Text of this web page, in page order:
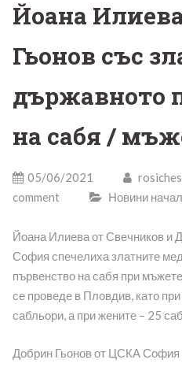
Йоана
Гьонов със
държавното
на сабя /
05/06/2021
comment
Новини
Йоана Илиева от Свечников и
София спечелиха златните
първенство на сабя при
се проведе в Пловдив, като
сабльори, а при жените – 25
Добрин Гьонов от ЦСКА София